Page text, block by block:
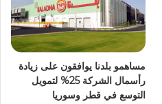
مساهمو بلدنا يوافقون على زيادة
رأسمال الشركة 25% لتمويل
التوسع في قطر وسوريا